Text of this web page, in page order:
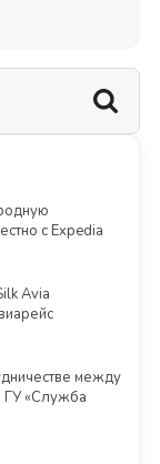
с Expedia
Avia
между
ГУ «Служба